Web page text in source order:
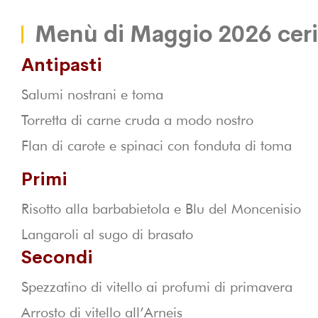
Menù di Maggio 2026
Antipasti
Salumi nostrani e toma
Torretta di carne cruda a modo nostro
Flan di carote e spinaci con fonduta di toma
Primi
Risotto alla barbabietola e Blu del Moncenisio
Langaroli al sugo di brasato
Secondi
Spezzatino di vitello ai profumi di primavera
Arrosto di vitello all’Arneis